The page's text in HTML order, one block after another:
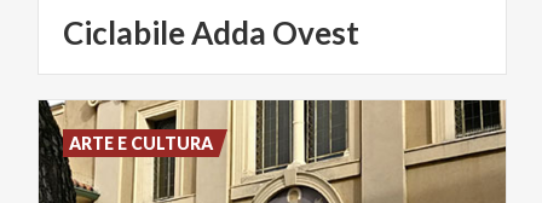
CiclabileAdda Ovest
ARTE E CULTURA